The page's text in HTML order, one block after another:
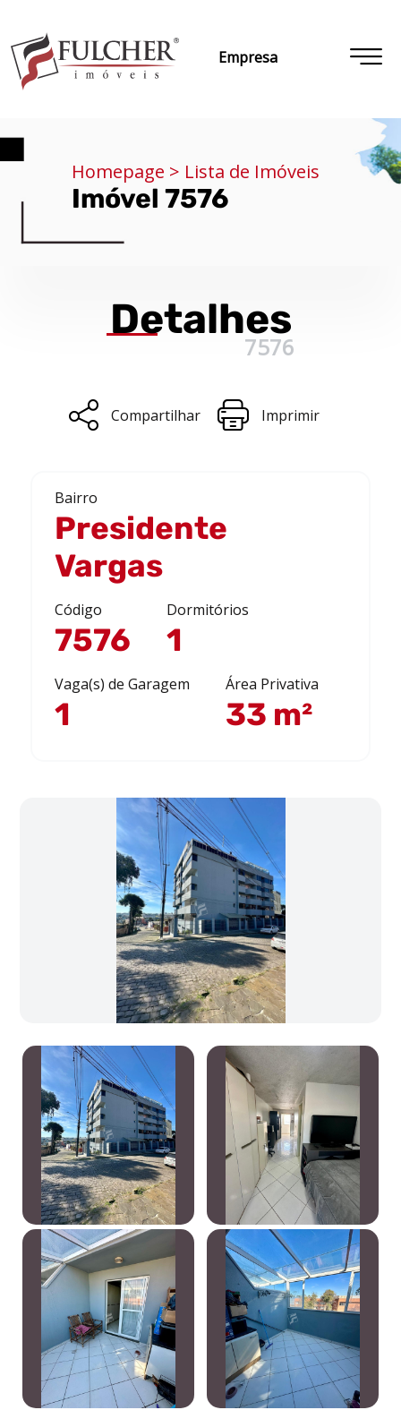
Empresa
Homepage > Lista de Imóveis
Imóvel 7576
Detalhes
7576
Compartilhar Imprimir
Bairro
Presidente
Vargas
Código
7576
Dormitórios
1
Vaga(s) de Garagem
1
Área Privativa
33 m²